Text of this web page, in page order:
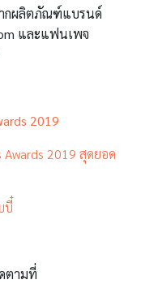
กผลิตภัณฑ์แบรนด์
และแฟนเพจ
2019
Awards 2019 สุดยอด
บี๋
ตามที่